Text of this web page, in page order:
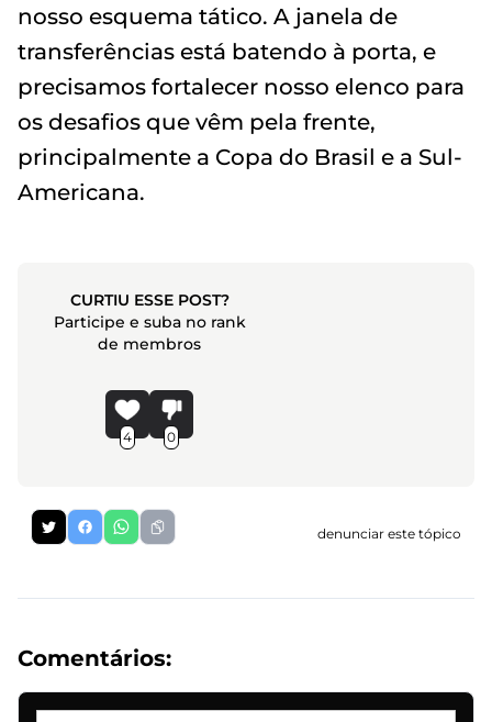
nosso esquema tático. A janela de
transferências está batendo à porta, e
precisamos fortalecer nosso elenco para
os desafios que vêm pela frente,
principalmente a Copa do Brasil e a Sul-
Americana.
CURTIU ESSE POST?
Participe e suba no rank
de membros
4 0
denunciar este tópico
Comentários: